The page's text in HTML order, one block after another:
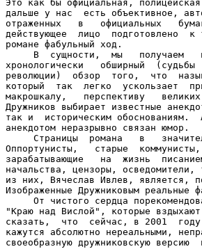
Это как бы официальная,
дальше у нас  есть объективное,
отраженных   в   официальных
действующее  лицо  подготовлено
романе фабульный ход.
В  сущности,  мы   получаем
хронологически   обширный
революции)  обзор  того,  что
который  так  легко  ускользает
макрошкалу,   перспективу
Дружников выбирает известные
так и  историческим
анекдотом неразрывно связан юмор.
Страницы  романа   в
Оппортунисты,   старые
зарабатывающие   на  жизнь
начальства, цензоры,
из них, Вячеслав Ивлев, является,
Изображенные Дружниковым
От чистого сердца
"Краю над Вислой", которые
сказать,  что  сейчас, в 2001
кажутся абсолютно нереальными,
своеобразную дружниковскую версию